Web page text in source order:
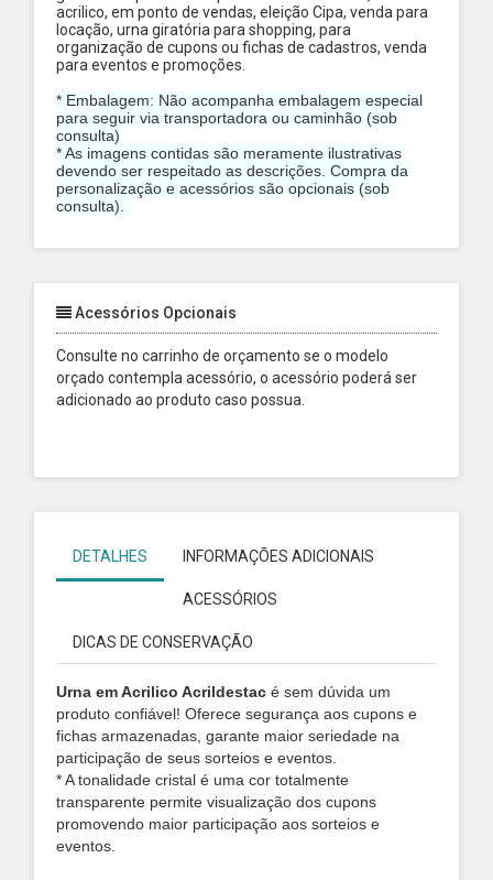
acrilico, em ponto de vendas, eleição Cipa, venda para
locação, urna giratória para shopping, para
organização de cupons ou fichas de cadastros, venda
para eventos e promoções.
* Embalagem: Não acompanha embalagem especial
para seguir via transportadora ou caminhão (sob
consulta)
* As imagens contidas são meramente ilustrativas
devendo ser respeitado as descrições. Compra da
personalização e acessórios são opcionais (sob
consulta).
Acessórios Opcionais
Consulte no carrinho de orçamento se o modelo
orçado contempla acessório, o acessório poderá ser
adicionado ao produto caso possua.
DETALHES INFORMAÇÕES ADICIONAIS
ACESSÓRIOS
DICAS DE CONSERVAÇÃO
Urna em Acrilico Acrildestac é sem dúvida um
produto confiável! Oferece segurança aos cupons e
fichas armazenadas, garante maior seriedade na
participação de seus sorteios e eventos.
* A tonalidade cristal é uma cor totalmente
transparente permite visualização dos cupons
promovendo maior participação aos sorteios e
eventos.